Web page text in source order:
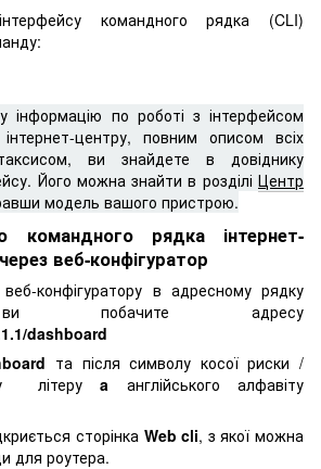
командного рядка (CLI)
інформацію по роботі з інтерфейсом
центру, повним описом всіх
ви знайдете в довіднику
Його можна знайти в розділі Центр
модель вашого пристрою.
командного рядка інтернет-
веб-конфігуратор
конфігуратору в адресному рядку
побачите адресу
dashboard
та після символу косої риски /
літеру a англійського алфавіту
сторінка Web cli, з якої можна
для роутера.